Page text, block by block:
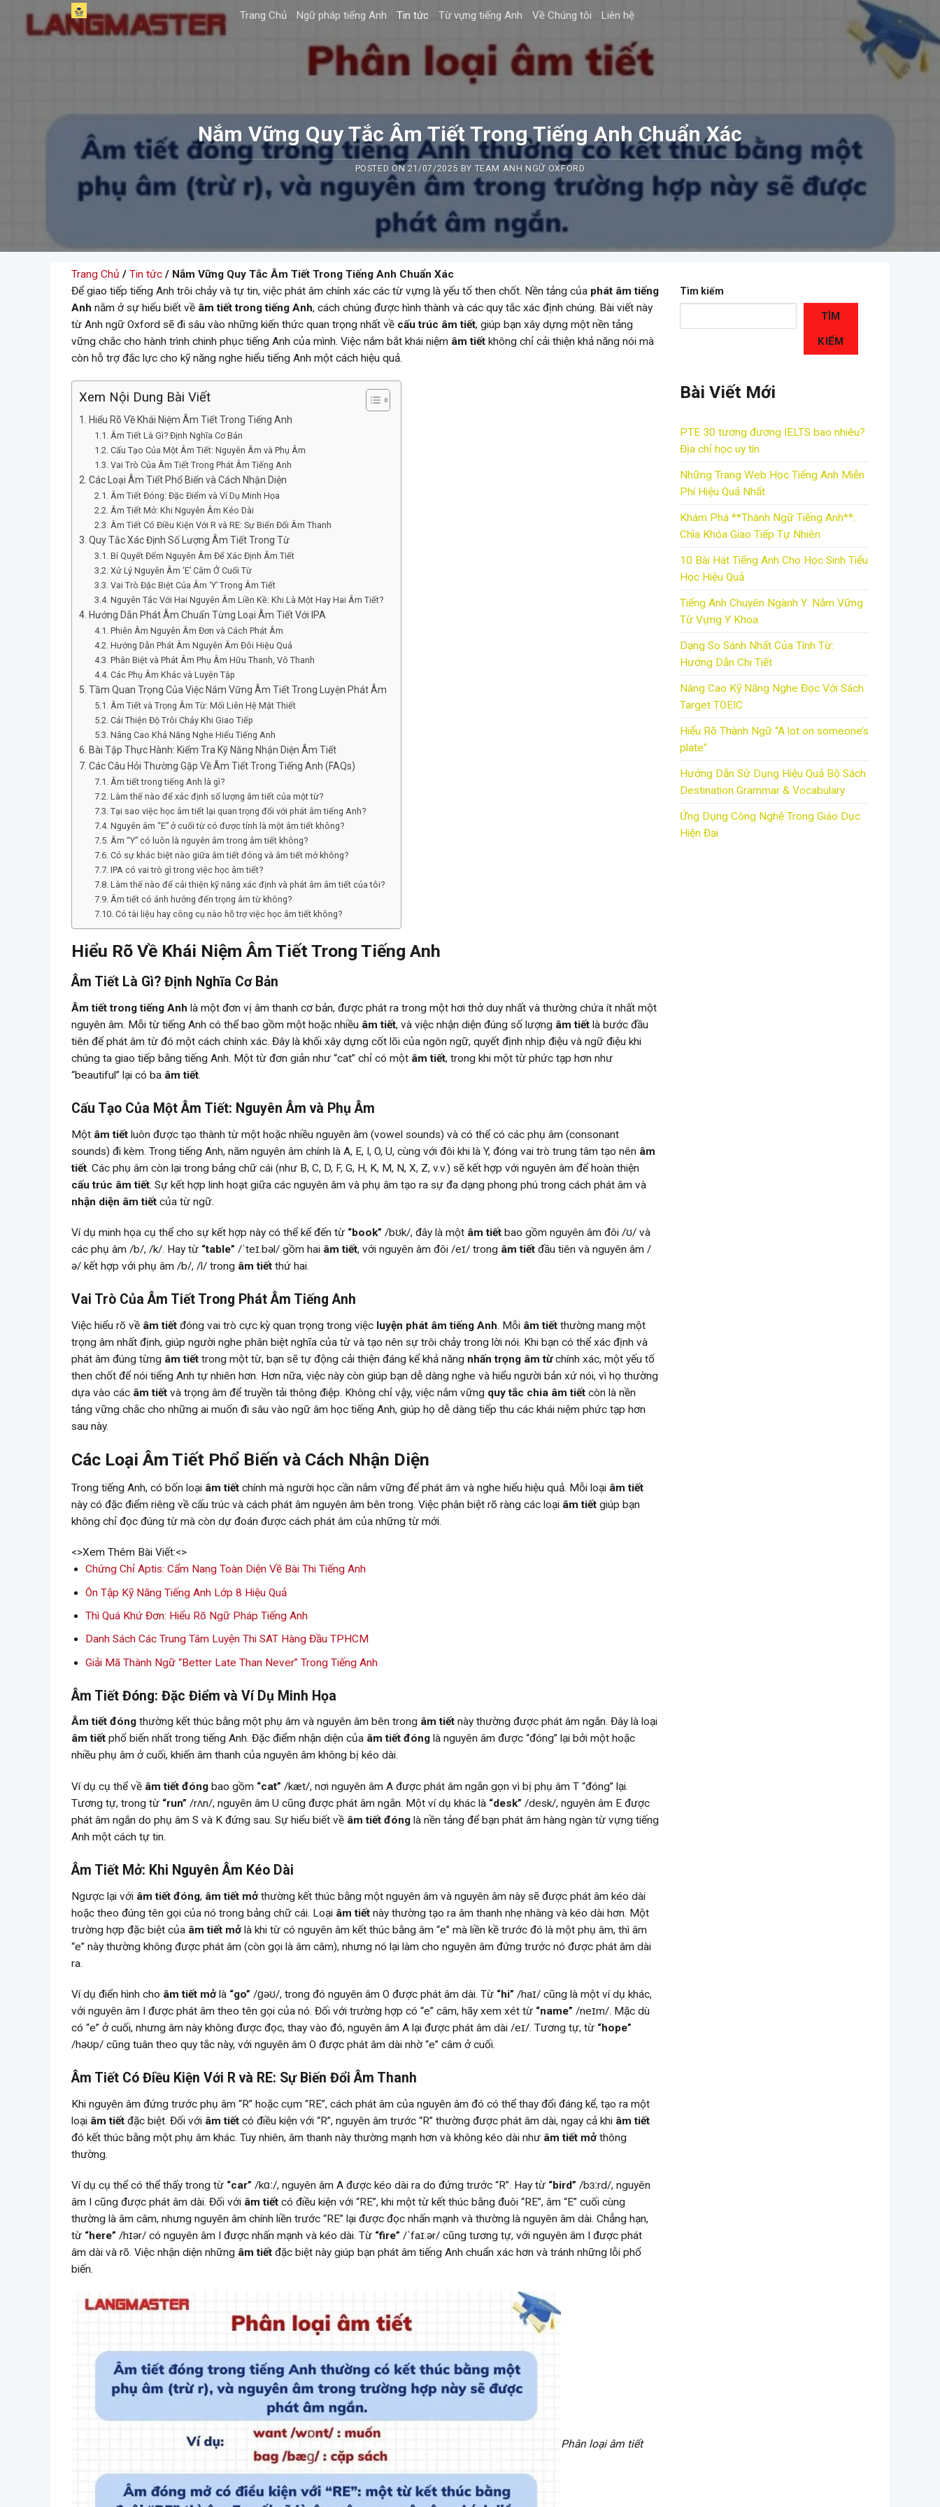
Trang Chủ Ngữ pháp tiếng Anh Tin tức Từ vựng tiếng Anh Về Chúng tôi Liên hệ
Nắm Vững Quy Tắc Âm Tiết Trong Tiếng Anh Chuẩn Xác
POSTED ON 21/07/2025 BY TEAM ANH NGỮ OXFORD
Trang Chủ / Tin tức / Nắm Vững Quy Tắc Âm Tiết Trong Tiếng Anh Chuẩn Xác
Để giao tiếp tiếng Anh trôi chảy và tự tin, việc phát âm chính xác các từ vựng là yếu tố then chốt. Nền tảng của phát âm tiếng
Anh nằm ở sự hiểu biết về âm tiết trong tiếng Anh, cách chúng được hình thành và các quy tắc xác định chúng. Bài viết này
từ Anh ngữ Oxford sẽ đi sâu vào những kiến thức quan trọng nhất về cấu trúc âm tiết, giúp bạn xây dựng một nền tảng
vững chắc cho hành trình chinh phục tiếng Anh của mình. Việc nắm bắt khái niệm âm tiết không chỉ cải thiện khả năng nói mà
còn hỗ trợ đắc lực cho kỹ năng nghe hiểu tiếng Anh một cách hiệu quả.
Xem Nội Dung Bài Viết
Hiểu Rõ Về Khái Niệm Âm Tiết Trong Tiếng Anh
Âm Tiết Là Gì? Định Nghĩa Cơ Bản
Cấu Tạo Của Một Âm Tiết: Nguyên Âm và Phụ Âm
Vai Trò Của Âm Tiết Trong Phát Âm Tiếng Anh
Các Loại Âm Tiết Phổ Biến và Cách Nhận Diện
Âm Tiết Đóng: Đặc Điểm và Ví Dụ Minh Họa
Âm Tiết Mở: Khi Nguyên Âm Kéo Dài
Âm Tiết Có Điều Kiện Với R và RE: Sự Biến Đổi Âm Thanh
Quy Tắc Xác Định Số Lượng Âm Tiết Trong Từ
Bí Quyết Đếm Nguyên Âm Để Xác Định Âm Tiết
Xử Lý Nguyên Âm ‘E’ Câm Ở Cuối Từ
Vai Trò Đặc Biệt Của Âm ‘Y’ Trong Âm Tiết
Nguyên Tắc Với Hai Nguyên Âm Liền Kề: Khi Là Một Hay Hai Âm Tiết?
Hướng Dẫn Phát Âm Chuẩn Từng Loại Âm Tiết Với IPA
Phiên Âm Nguyên Âm Đơn và Cách Phát Âm
Hướng Dẫn Phát Âm Nguyên Âm Đôi Hiệu Quả
Phân Biệt và Phát Âm Phụ Âm Hữu Thanh, Vô Thanh
Các Phụ Âm Khác và Luyện Tập
Tầm Quan Trọng Của Việc Nắm Vững Âm Tiết Trong Luyện Phát Âm
Âm Tiết và Trọng Âm Từ: Mối Liên Hệ Mật Thiết
Cải Thiện Độ Trôi Chảy Khi Giao Tiếp
Nâng Cao Khả Năng Nghe Hiểu Tiếng Anh
Bài Tập Thực Hành: Kiểm Tra Kỹ Năng Nhận Diện Âm Tiết
Các Câu Hỏi Thường Gặp Về Âm Tiết Trong Tiếng Anh (FAQs)
Âm tiết trong tiếng Anh là gì?
Làm thế nào để xác định số lượng âm tiết của một từ?
Tại sao việc học âm tiết lại quan trọng đối với phát âm tiếng Anh?
Nguyên âm “E” ở cuối từ có được tính là một âm tiết không?
Âm “Y” có luôn là nguyên âm trong âm tiết không?
Có sự khác biệt nào giữa âm tiết đóng và âm tiết mở không?
IPA có vai trò gì trong việc học âm tiết?
Làm thế nào để cải thiện kỹ năng xác định và phát âm âm tiết của tôi?
Âm tiết có ảnh hưởng đến trọng âm từ không?
Có tài liệu hay công cụ nào hỗ trợ việc học âm tiết không?
Hiểu Rõ Về Khái Niệm Âm Tiết Trong Tiếng Anh
Âm Tiết Là Gì? Định Nghĩa Cơ Bản
Âm tiết trong tiếng Anh là một đơn vị âm thanh cơ bản, được phát ra trong một hơi thở duy nhất và thường chứa ít nhất một
nguyên âm. Mỗi từ tiếng Anh có thể bao gồm một hoặc nhiều âm tiết, và việc nhận diện đúng số lượng âm tiết là bước đầu
tiên để phát âm từ đó một cách chính xác. Đây là khối xây dựng cốt lõi của ngôn ngữ, quyết định nhịp điệu và ngữ điệu khi
chúng ta giao tiếp bằng tiếng Anh. Một từ đơn giản như “cat” chỉ có một âm tiết, trong khi một từ phức tạp hơn như
“beautiful” lại có ba âm tiết.
Cấu Tạo Của Một Âm Tiết: Nguyên Âm và Phụ Âm
Một âm tiết luôn được tạo thành từ một hoặc nhiều nguyên âm (vowel sounds) và có thể có các phụ âm (consonant
sounds) đi kèm. Trong tiếng Anh, năm nguyên âm chính là A, E, I, O, U, cùng với đôi khi là Y, đóng vai trò trung tâm tạo nên âm
tiết. Các phụ âm còn lại trong bảng chữ cái (như B, C, D, F, G, H, K, M, N, X, Z, v.v.) sẽ kết hợp với nguyên âm để hoàn thiện
cấu trúc âm tiết. Sự kết hợp linh hoạt giữa các nguyên âm và phụ âm tạo ra sự đa dạng phong phú trong cách phát âm và
nhận diện âm tiết của từ ngữ.
Ví dụ minh họa cụ thể cho sự kết hợp này có thể kể đến từ “book” /bʊk/, đây là một âm tiết bao gồm nguyên âm đôi /ʊ/ và
các phụ âm /b/, /k/. Hay từ “table” /ˈteɪ.bəl/ gồm hai âm tiết, với nguyên âm đôi /eɪ/ trong âm tiết đầu tiên và nguyên âm /
ə/ kết hợp với phụ âm /b/, /l/ trong âm tiết thứ hai.
Vai Trò Của Âm Tiết Trong Phát Âm Tiếng Anh
Việc hiểu rõ về âm tiết đóng vai trò cực kỳ quan trọng trong việc luyện phát âm tiếng Anh. Mỗi âm tiết thường mang một
trọng âm nhất định, giúp người nghe phân biệt nghĩa của từ và tạo nên sự trôi chảy trong lời nói. Khi bạn có thể xác định và
phát âm đúng từng âm tiết trong một từ, bạn sẽ tự động cải thiện đáng kể khả năng nhấn trọng âm từchính xác, một yếu tố
then chốt để nói tiếng Anh tự nhiên hơn. Hơn nữa, việc này còn giúp bạn dễ dàng nghe và hiểu người bản xứ nói, vì họ thường
dựa vào các âm tiết và trọng âm để truyền tải thông điệp. Không chỉ vậy, việc nắm vững quy tắc chia âm tiết còn là nền
tảng vững chắc cho những ai muốn đi sâu vào ngữ âm học tiếng Anh, giúp họ dễ dàng tiếp thu các khái niệm phức tạp hơn
sau này.
Các Loại Âm Tiết Phổ Biến và Cách Nhận Diện
Trong tiếng Anh, có bốn loại âm tiết chính mà người học cần nắm vững để phát âm và nghe hiểu hiệu quả. Mỗi loại âm tiết
này có đặc điểm riêng về cấu trúc và cách phát âm nguyên âm bên trong. Việc phân biệt rõ ràng các loại âm tiết giúp bạn
không chỉ đọc đúng từ mà còn dự đoán được cách phát âm của những từ mới.
<>Xem Thêm Bài Viết:<>
Chứng Chỉ Aptis: Cẩm Nang Toàn Diện Về Bài Thi Tiếng Anh
Ôn Tập Kỹ Năng Tiếng Anh Lớp 8 Hiệu Quả
Thì Quá Khứ Đơn: Hiểu Rõ Ngữ Pháp Tiếng Anh
Danh Sách Các Trung Tâm Luyện Thi SAT Hàng Đầu TPHCM
Giải Mã Thành Ngữ “Better Late Than Never” Trong Tiếng Anh
Âm Tiết Đóng: Đặc Điểm và Ví Dụ Minh Họa
Âm tiết đóng thường kết thúc bằng một phụ âm và nguyên âm bên trong âm tiết này thường được phát âm ngắn. Đây là loại
âm tiết phổ biến nhất trong tiếng Anh. Đặc điểm nhận diện của âm tiết đóng là nguyên âm được “đóng” lại bởi một hoặc
nhiều phụ âm ở cuối, khiến âm thanh của nguyên âm không bị kéo dài.
Ví dụ cụ thể về âm tiết đóng bao gồm “cat” /kæt/, nơi nguyên âm A được phát âm ngắn gọn vì bị phụ âm T “đóng” lại.
Tương tự, trong từ “run” /rʌn/, nguyên âm U cũng được phát âm ngắn. Một ví dụ khác là “desk” /desk/, nguyên âm E được
phát âm ngắn do phụ âm S và K đứng sau. Sự hiểu biết về âm tiết đóng là nền tảng để bạn phát âm hàng ngàn từ vựng tiếng
Anh một cách tự tin.
Âm Tiết Mở: Khi Nguyên Âm Kéo Dài
Ngược lại với âm tiết đóng, âm tiết mở thường kết thúc bằng một nguyên âm và nguyên âm này sẽ được phát âm kéo dài
hoặc theo đúng tên gọi của nó trong bảng chữ cái. Loại âm tiết này thường tạo ra âm thanh nhẹ nhàng và kéo dài hơn. Một
trường hợp đặc biệt của âm tiết mở là khi từ có nguyên âm kết thúc bằng âm “e” mà liền kề trước đó là một phụ âm, thì âm
“e” này thường không được phát âm (còn gọi là âm câm), nhưng nó lại làm cho nguyên âm đứng trước nó được phát âm dài
ra.
Ví dụ điển hình cho âm tiết mở là “go” /ɡəʊ/, trong đó nguyên âm O được phát âm dài. Từ “hi” /haɪ/ cũng là một ví dụ khác,
với nguyên âm I được phát âm theo tên gọi của nó. Đối với trường hợp có “e” câm, hãy xem xét từ “name” /neɪm/. Mặc dù
có “e” ở cuối, nhưng âm này không được đọc, thay vào đó, nguyên âm A lại được phát âm dài /eɪ/. Tương tự, từ “hope”
/həʊp/ cũng tuân theo quy tắc này, với nguyên âm O được phát âm dài nhờ “e” câm ở cuối.
Âm Tiết Có Điều Kiện Với R và RE: Sự Biến Đổi Âm Thanh
Khi nguyên âm đứng trước phụ âm “R” hoặc cụm “RE”, cách phát âm của nguyên âm đó có thể thay đổi đáng kể, tạo ra một
loại âm tiết đặc biệt. Đối với âm tiết có điều kiện với “R”, nguyên âm trước “R” thường được phát âm dài, ngay cả khi âm tiết
đó kết thúc bằng một phụ âm khác. Tuy nhiên, âm thanh này thường mạnh hơn và không kéo dài như âm tiết mở thông
thường.
Ví dụ cụ thể có thể thấy trong từ “car” /kɑː/, nguyên âm A được kéo dài ra do đứng trước “R”. Hay từ “bird” /bɜːrd/, nguyên
âm I cũng được phát âm dài. Đối với âm tiết có điều kiện với “RE”, khi một từ kết thúc bằng đuôi “RE”, âm “E” cuối cùng
thường là âm câm, nhưng nguyên âm chính liền trước “RE” lại được đọc nhấn mạnh và thường là nguyên âm dài. Chẳng hạn,
từ “here” /hɪər/ có nguyên âm I được nhấn mạnh và kéo dài. Từ “fire” /ˈfaɪ.ər/ cũng tương tự, với nguyên âm I được phát
âm dài và rõ. Việc nhận diện những âm tiết đặc biệt này giúp bạn phát âm tiếng Anh chuẩn xác hơn và tránh những lỗi phổ
biến.
Phân loại âm tiết
Tìm kiếm
TÌM
KIẾM
Bài Viết Mới
PTE 30 tương đương IELTS bao nhiêu?
Địa chỉ học uy tín
Những Trang Web Học Tiếng Anh Miễn
Phí Hiệu Quả Nhất
Khám Phá **Thành Ngữ Tiếng Anh**:
Chìa Khóa Giao Tiếp Tự Nhiên
10 Bài Hát Tiếng Anh Cho Học Sinh Tiểu
Học Hiệu Quả
Tiếng Anh Chuyên Ngành Y: Nắm Vững
Từ Vựng Y Khoa
Dạng So Sánh Nhất Của Tính Từ:
Hướng Dẫn Chi Tiết
Nâng Cao Kỹ Năng Nghe Đọc Với Sách
Target TOEIC
Hiểu Rõ Thành Ngữ “A lot on someone’s
plate”
Hướng Dẫn Sử Dụng Hiệu Quả Bộ Sách
Destination Grammar & Vocabulary
Ứng Dụng Công Nghệ Trong Giáo Dục
Hiện Đại